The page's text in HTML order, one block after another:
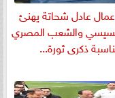
عادل شحاتة يهنئ
والشعب المصري
ذكرى ثورة...